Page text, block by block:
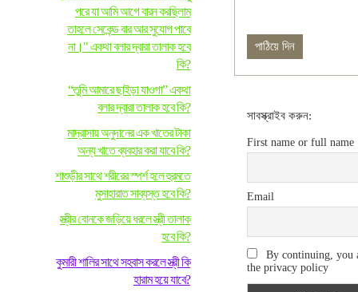
পরে যা আমি আগে বারন করছিলাম
তাহলে সেকেন্ড বার আর সুযোগ পাবে
না।" একথা বলার দ্বারা তালাক হবে
কি?
“তুমি আমারে ছাইড়া যাওগা” একথা
বলার দ্বারা তালাক হবে কি?
মাদ্রাসায় অনুদানের এক খাতের টাকা
অন্য খাতে ব্যবহার করা যাবে কি?
শাশুড়ীর সাথে শরীরের স্পর্শ হলে হুরমতে
মুসাহারাত সাব্যস্ত হবে কি?
স্ত্রীর বোনকে জড়িয়ে ধরলে স্ত্রী তালাক
হবে কি?
কুমারী শালির সাথে সহবাস করলে স্ত্রী কি
হারাম হয়ে যাবে?
সাবস্ক্রাইব করুন:
First name or full name
Email
By continuing, you
the privacy policy